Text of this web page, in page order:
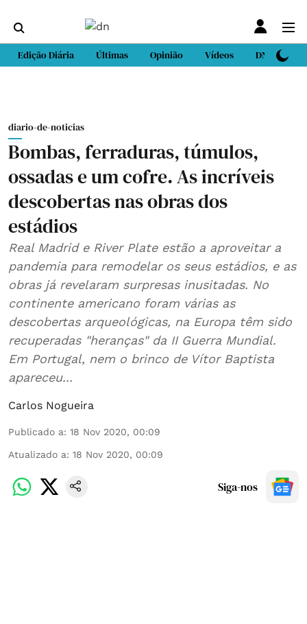
Edição Diária Últimas Opinião Vídeos DN Sport
diario-de-noticias
Bombas, ferraduras, túmulos,
ossadas e um cofre. As incríveis
descobertas nas obras dos
estádios
Real Madrid e River Plate estão a aproveitar a
pandemia para remodelar os seus estádios, e as
obras já revelaram surpresas inusitadas. No
continente americano foram várias as
descobertas arqueológicas, na Europa têm sido
recuperadas "heranças" da II Guerra Mundial.
Em Portugal, nem o brinco de Vítor Baptista
apareceu...
Carlos Nogueira
Publicado a: 18 Nov 2020, 00:09
Atualizado a: 18 Nov 2020, 00:09
Siga-nos